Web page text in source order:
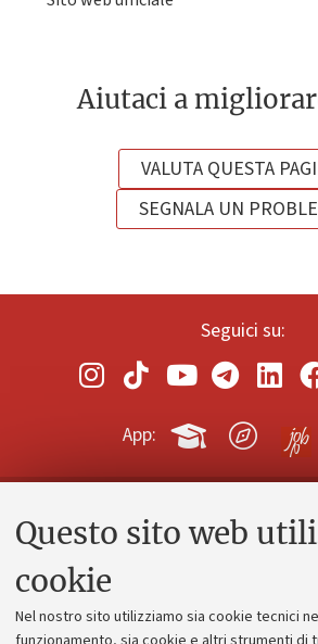
Questo sito web
cookie
Nel nostro sito utilizziamo sia cookie tecnici
Aiutaci a
VALUTA QUESTA
SEGNALA UN
Seguici su:
App:
Contatti e PEC
Alumni community